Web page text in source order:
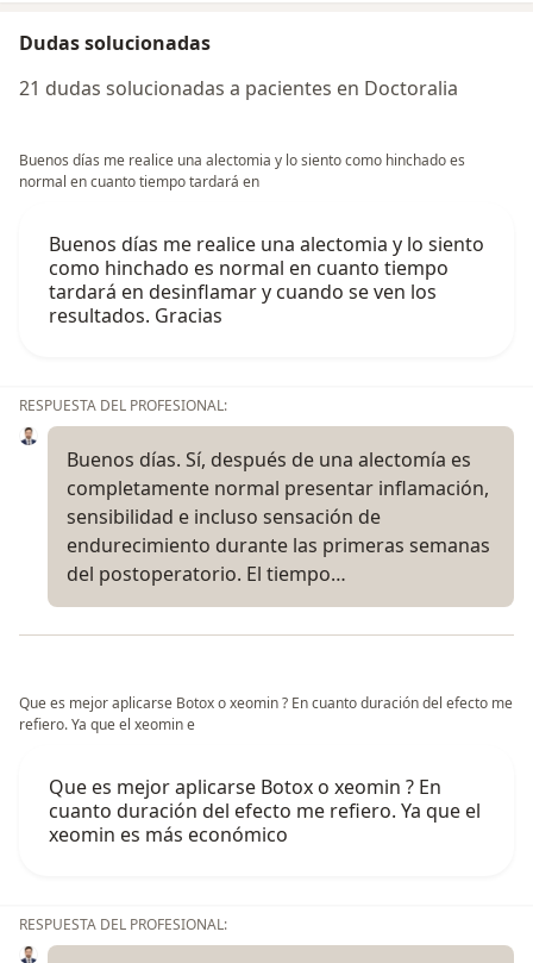
Dudas solucionadas
21 dudas solucionadas a pacientes en Doctoralia
Buenos días me realice una alectomia y lo siento como hinchado es
normal en cuanto tiempo tardará en
Buenos días me realice una alectomia y lo siento
como hinchado es normal en cuanto tiempo
tardará en desinflamar y cuando se ven los
resultados. Gracias
RESPUESTA DEL PROFESIONAL:
Buenos días. Sí, después de una alectomía es
completamente normal presentar inflamación,
sensibilidad e incluso sensación de
endurecimiento durante las primeras semanas
del postoperatorio. El tiempo…
Que es mejor aplicarse Botox o xeomin ? En cuanto duración del efecto me
refiero. Ya que el xeomin e
Que es mejor aplicarse Botox o xeomin ? En
cuanto duración del efecto me refiero. Ya que el
xeomin es más económico
RESPUESTA DEL PROFESIONAL: